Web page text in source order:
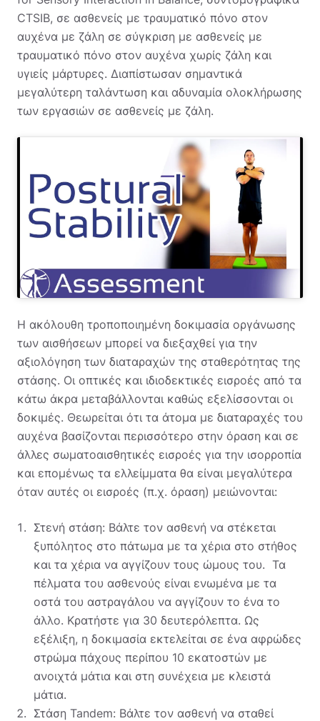
CTSIB, σε ασθενείς με τραυματικό πόνο στον
αυχένα με ζάλη σε σύγκριση με ασθενείς με
τραυματικό πόνο στον αυχένα χωρίς ζάλη και
υγιείς μάρτυρες. Διαπίστωσαν σημαντικά
μεγαλύτερη ταλάντωση και αδυναμία ολοκλήρωσης
των εργασιών σε ασθενείς με ζάλη.
Η ακόλουθη τροποποιημένη δοκιμασία οργάνωσης
των αισθήσεων μπορεί να διεξαχθεί για την
αξιολόγηση των διαταραχών της σταθερότητας της
στάσης. Οι οπτικές και ιδιοδεκτικές εισροές από τα
κάτω άκρα μεταβάλλονται καθώς εξελίσσονται οι
δοκιμές. Θεωρείται ότι τα άτομα με διαταραχές του
αυχένα βασίζονται περισσότερο στην όραση και σε
άλλες σωματοαισθητικές εισροές για την ισορροπία
και επομένως τα ελλείμματα θα είναι μεγαλύτερα
όταν αυτές οι εισροές (π.χ. όραση) μειώνονται:
Στενή στάση: Βάλτε τον ασθενή να στέκεται
ξυπόλητος στο πάτωμα με τα χέρια στο στήθος
και τα χέρια να αγγίζουν τους ώμους του. Τα
πέλματα του ασθενούς είναι ενωμένα με τα
οστά του αστραγάλου να αγγίζουν το ένα το
άλλο. Κρατήστε για 30 δευτερόλεπτα. Ως
εξέλιξη, η δοκιμασία εκτελείται σε ένα αφρώδες
στρώμα πάχους περίπου 10 εκατοστών με
ανοιχτά μάτια και στη συνέχεια με κλειστά
μάτια.
Στάση Tandem: Βάλτε τον ασθενή να σταθεί